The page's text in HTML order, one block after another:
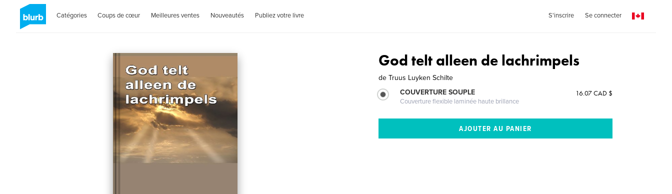
Catégories Coups de cœur Meilleures ventes Nouveautés Publiez votre livre S'inscrire Se connecter
God telt alleen de lachrimpels
de Truus Luyken Schilte
COUVERTURE SOUPLE
Couverture flexible laminée haute brillance
16.07 CAD $